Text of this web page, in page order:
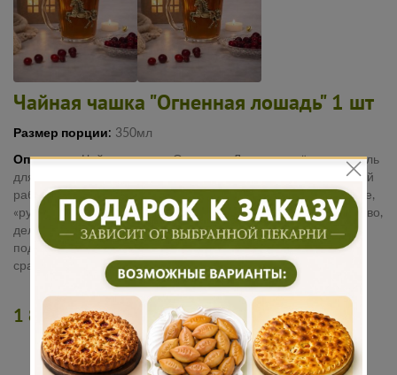
Чайная чашка "Огненная лошадь" 1 шт
Размер порции: 350мл
Описание:Чайная чашка «Огненная Лошадь» - тёплая деталь
для уютного домашнего чаепития. Латунная накладка ручной
работы подчёркивает характер чашки и добавляет ей особое,
«ручное» очарование. Декор выглядит выразительно и красиво,
делая сервировку более праздничной и живой. Упакована в
подарочный домик - удобно добавить к заказу или подарить
сразу.
1 890 руб. ДОБАВИТЬ В КОРЗИНУ